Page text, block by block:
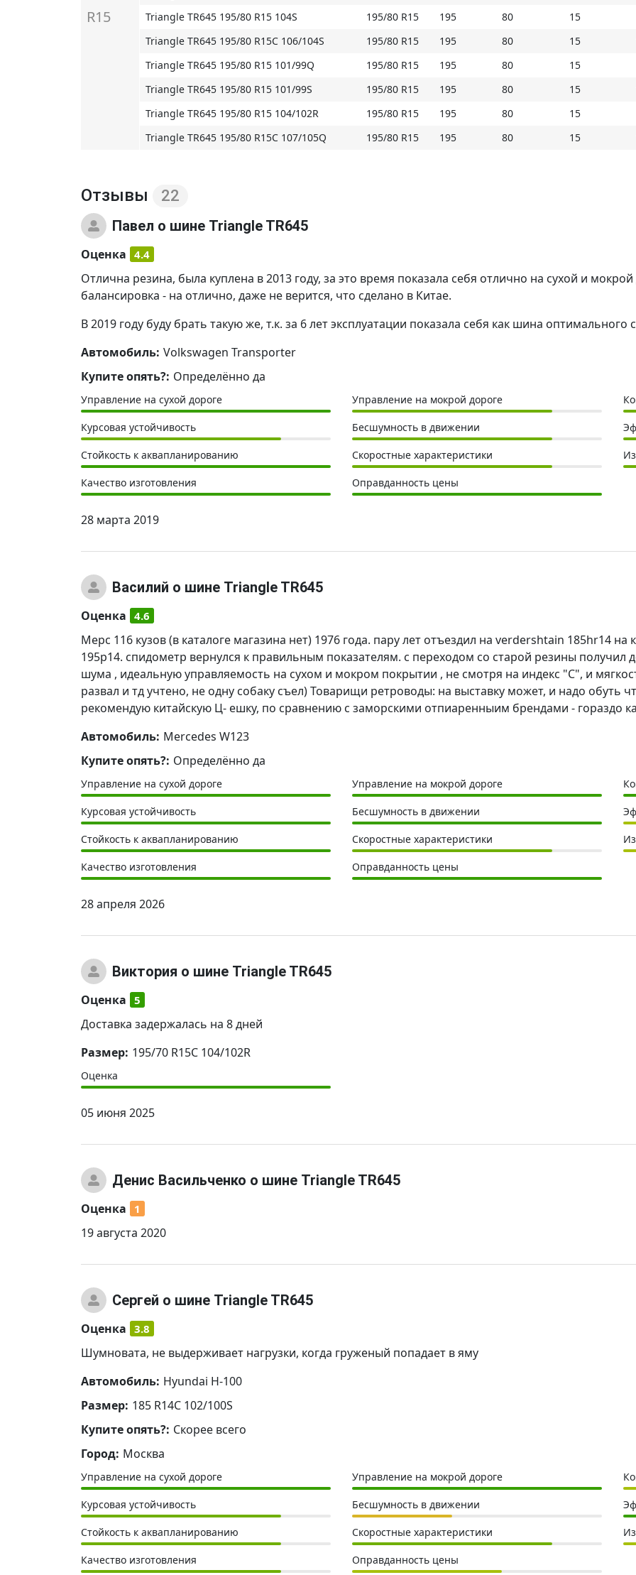
Купить Triangle TR645 на Мосавтошине
R15
Triangle TR645 195/80 R15 104S
195/80 R15 195 80 15
Triangle TR645 195/80 R15C 106/104S
195/80 R15 195 80 15
Triangle TR645 195/80 R15 101/99Q
195/80 R15 195 80 15
Triangle TR645 195/80 R15 101/99S
195/80 R15 195 80 15
Triangle TR645 195/80 R15 104/102R
195/80 R15 195 80 15
Triangle TR645 195/80 R15C 107/105Q
195/80 R15 195 80 15
Отзывы 22
Павел о шине Triangle TR645
Оценка 4.4
Отлична резина, была куплена в 2013 году, за это время показала себя отлично на сухой и
балансировка - на отлично, даже не верится, что сделано в Китае.
В 2019 году буду брать такую же, т.к. за 6 лет эксплуатации показала себя как шина
Автомобиль: Volkswagen Transporter
Купите опять?: Определённо да
Управление на сухой дороге Управление на мокрой дороге
Курсовая устойчивость Бесшумность в движении
Стойкость к аквапланированию Скоростные характеристики
Качество изготовления Оправданность цены
28 марта 2019
Василий о шине Triangle TR645
Оценка 4.6
Мерс 116 кузов (в каталоге магазина нет) 1976 года. пару лет отъездил на verdershtain 185hr14
195р14. спидометр вернулся к правильным показателям. с переходом со старой резины получил
шума , идеальную управляемость на сухом и мокром покрытии , не смотря на индекс "С", и
развал и тд учтено, не одну собаку съел) Товарищи ретроводы: на выставку может, и надо обуть
рекомендую китайскую Ц- ешку, по сравнению с заморскими отпиаренныим брендами - гораздо
Автомобиль: Mercedes W123
Купите опять?: Определённо да
Управление на сухой дороге Управление на мокрой дороге
Курсовая устойчивость Бесшумность в движении
Стойкость к аквапланированию Скоростные характеристики
Качество изготовления Оправданность цены
28 апреля 2026
Виктория о шине Triangle TR645
Оценка 5
Доставка задержалась на 8 дней
Размер: 195/70 R15C 104/102R
Оценка
05 июня 2025
Денис Васильченко о шине Triangle TR645
Оценка 1
19 августа 2020
Сергей о шине Triangle TR645
Оценка 3.8
Шумновата, не выдерживает нагрузки, когда груженый попадает в яму
Автомобиль: Hyundai H-100
Размер: 185 R14C 102/100S
Купите опять?: Скорее всего
Город: Москва
Управление на сухой дороге Управление на мокрой дороге
Курсовая устойчивость Бесшумность в движении
Стойкость к аквапланированию Скоростные характеристики
Качество изготовления Оправданность цены